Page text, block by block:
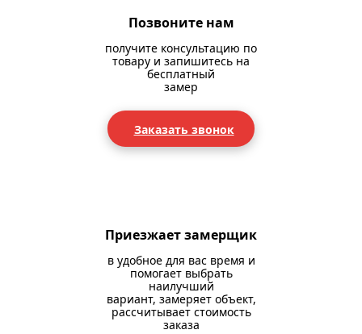
Позвоните нам
получите консультацию по
товару и запишитесь на
бесплатный
замер
Заказать звонок
Приезжает замерщик
в удобное для вас время и
помогает выбрать
наилучший
вариант, замеряет объект,
рассчитывает стоимость
заказа